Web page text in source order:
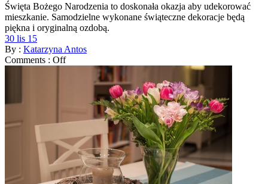
Święta Bożego Narodzenia to doskonała okazja aby udekorować
mieszkanie. Samodzielne wykonane świąteczne dekoracje będą
piękna i oryginalną ozdobą.
30 lis 15
By : Katarzyna Antos
Comments : Off